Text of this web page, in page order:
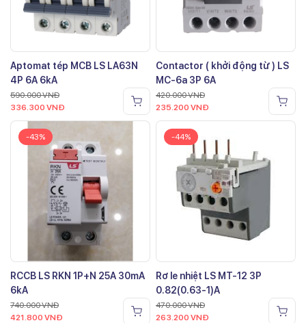
Aptomat tép MCB LS LA63N
4P 6A 6kA
590.000VNĐ
336.300 VNĐ
Contactor ( khởi động từ ) LS
MC-6a 3P 6A
420.000VNĐ
235.200 VNĐ
-43%
RCCB LS RKN 1P+N 25A 30mA
6kA
740.000VNĐ
421.800 VNĐ
-44%
Rơ le nhiệt LS MT-12 3P
0.82(0.63-1)A
470.000VNĐ
263.200 VNĐ